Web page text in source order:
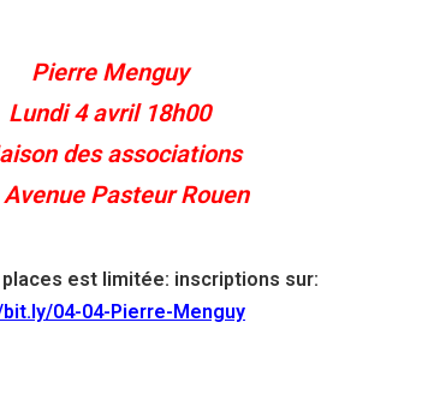
Pierre Menguy
Lundi 4 avril 18h00
des associations
Avenue Pasteur Rouen
est limitée: inscriptions sur:
04-04-Pierre-Menguy